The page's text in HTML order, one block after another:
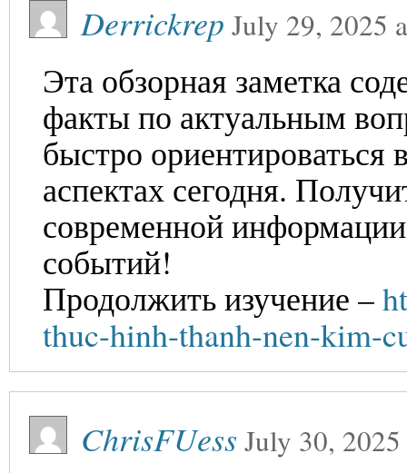
Derrickrep July 29, 2025
Эта обзорная заметка
факты по актуальным
быстро
аспектах сегодня.
современной
событий!
Продолжить изучение –
thuc-hinh-thanh-nen-kim-
ChrisFUess July 30, 2025